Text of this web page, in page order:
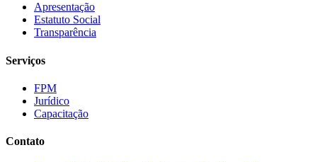
Apresentação
Estatuto Social
Transparência
Serviços
FPM
Jurídico
Capacitação
Contato